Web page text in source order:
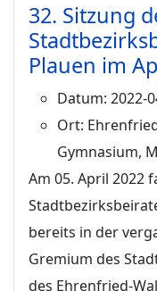
32. Sitzung
Plauen im
Datum: 2022-
Ort:
Gymnasium,
Am 05. April 2022
bereits in der
Gremium des
des Ehrenfried-